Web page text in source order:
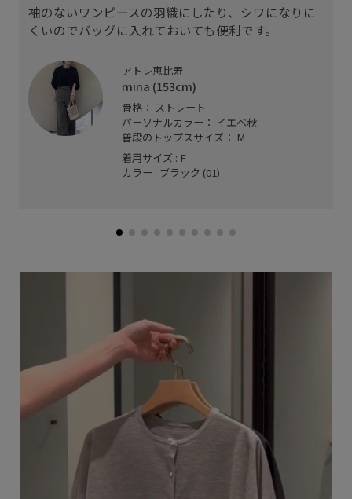
袖のないワンピースの羽織にしたり、シワになりに
くいのでバッグに入れておいても便利です。
アトレ恵比寿
mina (153cm)
骨格： ストレート
パーソナルカラー： イエベ秋
普段のトップスサイズ： M
着用サイズ : F
カラー : ブラック (01)